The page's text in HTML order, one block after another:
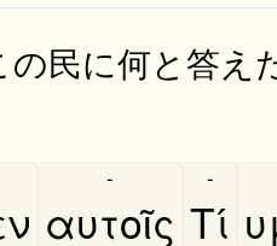
の民に何と答
αυτοῖς
-
Τί
-